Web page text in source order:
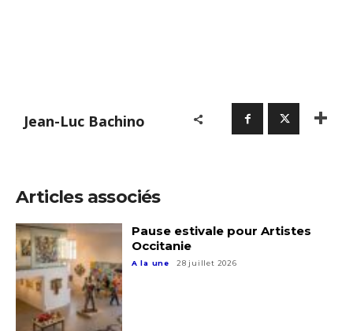
Prénom
Statut / Organisation
Adresse email*
Nom
Jean-Luc Bachino
Articles associés
Pause estivale pour Artistes
Occitanie
A la une 28 juillet 2026